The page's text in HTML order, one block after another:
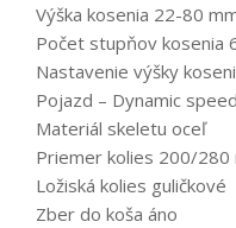
Výška kosenia 22-80
Počet stupňov kosenia
Nastavenie výšky
Pojazd – Dynamic
Materiál skeletu oceľ
Priemer kolies 200/280
Ložiská kolies guličkové
Zber do koša áno